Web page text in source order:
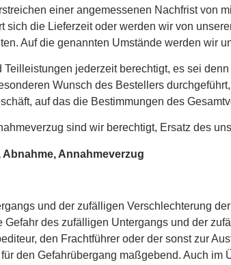
einer angemessenen Nachfrist von
sich die Lieferzeit oder werden wir von
Auf die genannten Umstände werden wir
jederzeit berechtigt, es sei
Wunsch des Bestellers
auf das die Bestimmungen des
sind wir berechtigt, Ersatz des
Annahmeverzug
und der zufälligen Verschlechterung
des zufälligen Untergangs und der
den Frachtführer oder der sonst zur
den Gefahrübergang maßgebend. Auch